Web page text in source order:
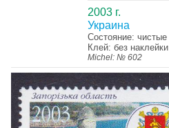
2003 г.
Украина
Состояние: чистые
Клей: без наклейки
Michel: № 602